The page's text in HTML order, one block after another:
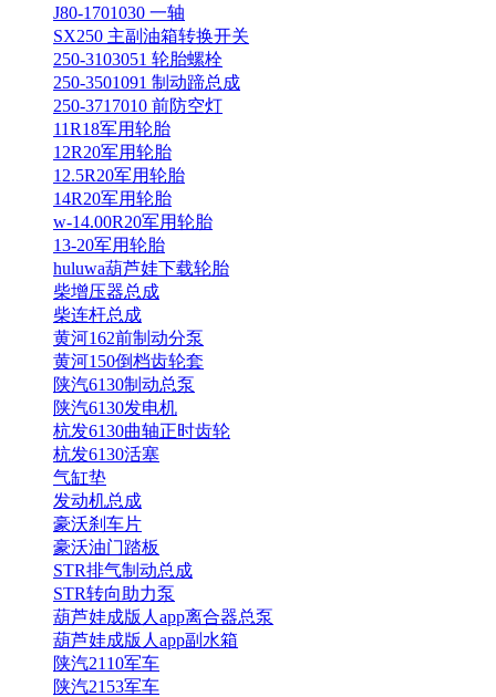
J80-1701030 一轴
SX250 主副油箱转换开关
250-3103051 轮胎螺栓
250-3501091 制动蹄总成
250-3717010 前防空灯
11R18军用轮胎
12R20军用轮胎
12.5R20军用轮胎
14R20军用轮胎
w-14.00R20军用轮胎
13-20军用轮胎
huluwa葫芦娃下载轮胎
柴增压器总成
柴连杆总成
黄河162前制动分泵
黄河150倒档齿轮套
陕汽6130制动总泵
陕汽6130发电机
杭发6130曲轴正时齿轮
杭发6130活塞
气缸垫
发动机总成
豪沃刹车片
豪沃油门踏板
STR排气制动总成
STR转向助力泵
葫芦娃成版人app离合器总泵
葫芦娃成版人app副水箱
陕汽2110军车
陕汽2153军车